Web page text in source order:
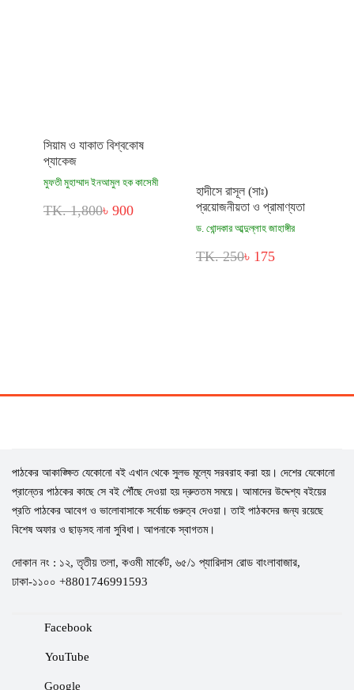
সিয়াম ও যাকাত বিশ্বকোষ
প্যাকেজ
মুফতী মুহাম্মাদ ইনআমুল হক কাসেমী
TK. 1,800৳ 900
হাদীসে রাসূল (সাঃ)
প্রয়োজনীয়তা ও প্রামাণ্যতা
ড. খোন্দকার আব্দুল্লাহ জাহাঙ্গীর
TK. 250৳ 175
পাঠকের আকাঙ্ক্ষিত যেকোনো বই এখান থেকে সুলভ মূল্যে সরবরাহ করা হয়। দেশের যেকোনো
প্রান্তের পাঠকের কাছে সে বই পৌঁছে দেওয়া হয় দ্রুততম সময়ে। আমাদের উদ্দেশ্য বইয়ের
প্রতি পাঠকের আবেগ ও ভালোবাসাকে সর্বোচ্চ গুরুত্ব দেওয়া। তাই পাঠকদের জন্য রয়েছে
বিশেষ অফার ও ছাড়সহ নানা সুবিধা। আপনাকে স্বাগতম।
দোকান নং : ১২, তৃতীয় তলা, কওমী মার্কেট, ৬৫/১ প্যারিদাস রোড বাংলাবাজার,
ঢাকা-১১০০ +8801746991593
Facebook
YouTube
Google